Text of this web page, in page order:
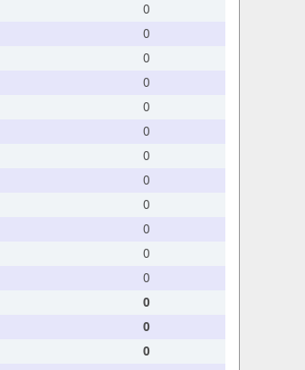
0
0
0
0
0
0
0
0
0
0
0
0
0
0
0